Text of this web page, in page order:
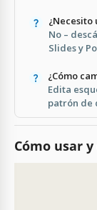
¿Necesito
No –
Slides y
¿Cómo
Edita
patrón de
Cómo usar